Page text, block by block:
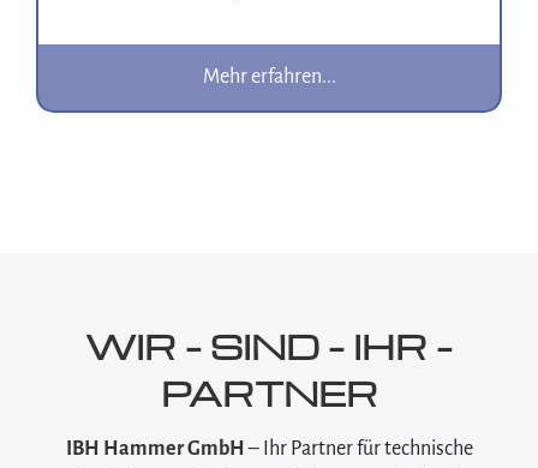
Mehr erfahren...
WIR – SIND – IHR –
PARTNER
IBH Hammer GmbH– Ihr Partner für technische